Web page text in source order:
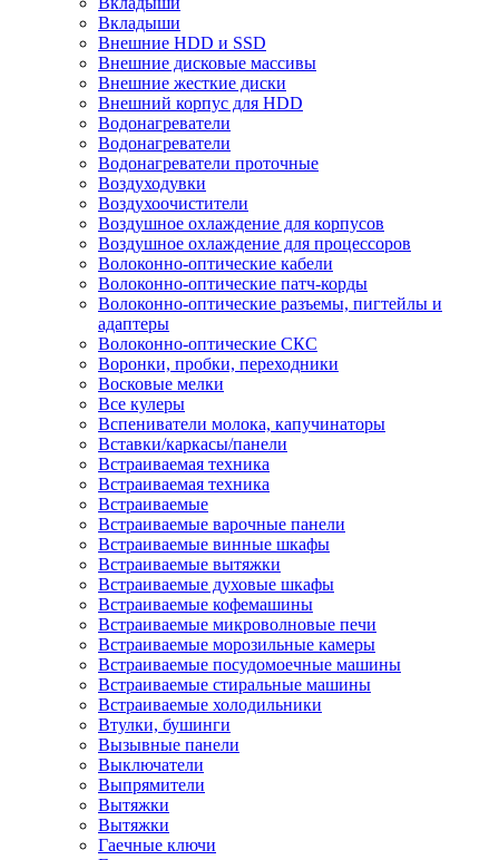
Вкладыши
Внешние HDD и SSD
Внешние дисковые массивы
Внешние жесткие диски
Внешний корпус для HDD
Водонагреватели
Водонагреватели
Водонагреватели проточные
Воздуходувки
Воздухоочистители
Воздушное охлаждение для корпусов
Воздушное охлаждение для процессоров
Волоконно-оптические кабели
Волоконно-оптические патч-корды
Волоконно-оптические разъемы, пигтейлы и
адаптеры
Волоконно-оптические СКС
Воронки, пробки, переходники
Восковые мелки
Все кулеры
Вспениватели молока, капучинаторы
Вставки/каркасы/панели
Встраиваемая техника
Встраиваемая техника
Встраиваемые
Встраиваемые варочные панели
Встраиваемые винные шкафы
Встраиваемые вытяжки
Встраиваемые духовые шкафы
Встраиваемые кофемашины
Встраиваемые микроволновые печи
Встраиваемые морозильные камеры
Встраиваемые посудомоечные машины
Встраиваемые стиральные машины
Встраиваемые холодильники
Втулки, бушинги
Вызывные панели
Выключатели
Выпрямители
Вытяжки
Вытяжки
Гаечные ключи